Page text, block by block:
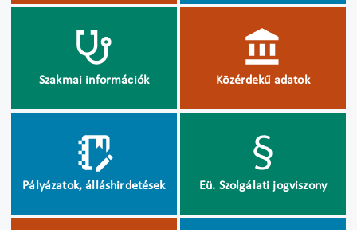
Szakmai információk Közérdekű adatok
Pályázatok, álláshirdetések Eü. Szolgálati jogviszony